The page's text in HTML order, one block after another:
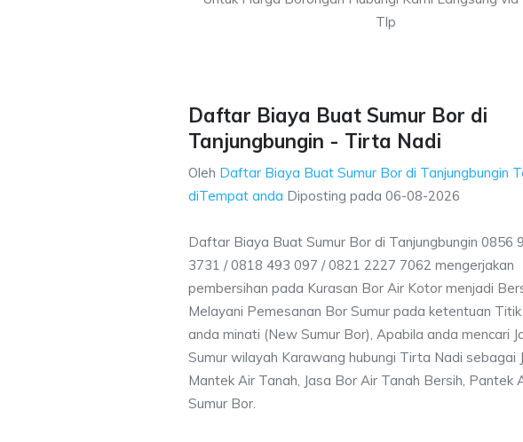
Tlp
Daftar Biaya Buat Sumur Bor di
Tanjungbungin - Tirta Nadi
Oleh Daftar Biaya Buat Sumur Bor di Tanjungbungin
diTempat anda Diposting pada 06-08-2026
Daftar Biaya Buat Sumur Bor di Tanjungbungin 0856
3731 / 0818 493 097 / 0821 2227 7062 mengerjakan
pembersihan pada Kurasan Bor Air Kotor menjadi
Melayani Pemesanan Bor Sumur pada ketentuan
anda minati (New Sumur Bor), Apabila anda mencari
Sumur wilayah Karawang hubungi Tirta Nadi sebagai
Mantek Air Tanah, Jasa Bor Air Tanah Bersih, Pantek
Sumur Bor.